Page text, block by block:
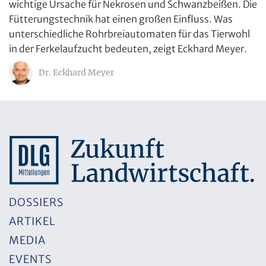
wichtige Ursache für Nekrosen und Schwanzbeißen. Die
Fütterungstechnik hat einen großen Einfluss. Was
unterschiedliche Rohrbreiautomaten für das Tierwohl
in der Ferkelaufzucht bedeuten, zeigt Eckhard Meyer.
Dr. Eckhard Meyer
DOSSIERS
ARTIKEL
MEDIA
EVENTS